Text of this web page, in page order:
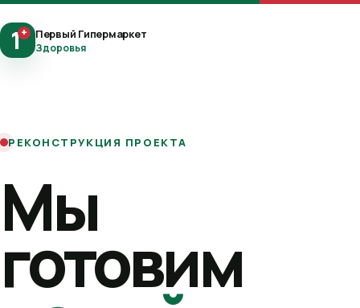
1+ Первый Гипермаркет
Здоровья
РЕКОНСТРУКЦИЯ ПРОЕКТА
Мы
готовим